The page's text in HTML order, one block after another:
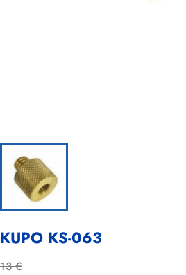
KUPO KS-063
13 €